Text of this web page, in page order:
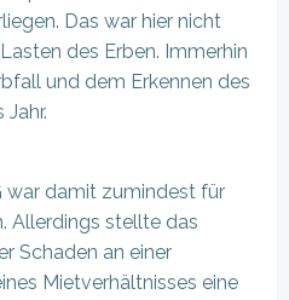
Das war hier nicht
des Erben. Immerhin
und dem Erkennen des
war damit zumindest für
Allerdings stellte das
Schaden an einer
Mietverhältnisses eine